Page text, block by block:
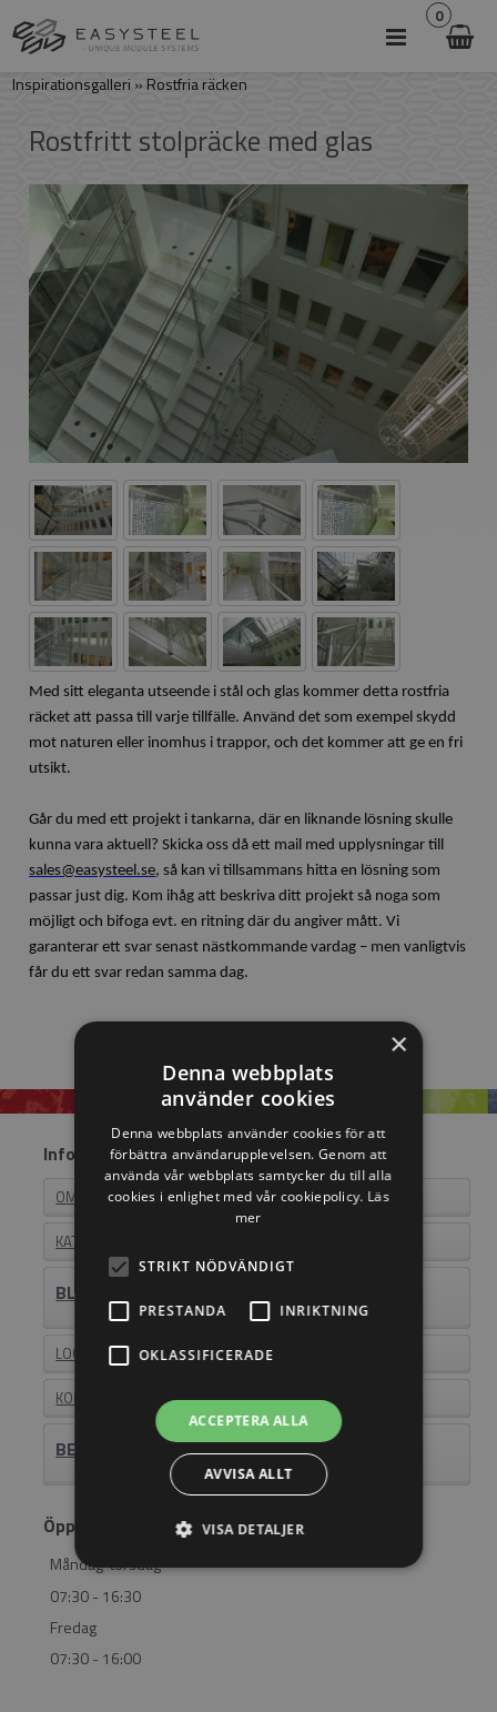
0
Inspirationsgalleri » Rostfria räcken
Rostfritt stolpräcke med glas
Med sitt eleganta utseende i stål och glas kommer detta rostfria
räcket att passa till varje tillfälle. Använd det som exempel skydd
mot naturen eller inomhus i trappor, och det kommer att ge en fri
utsikt.
Går du med ett projekt i tankarna, där en liknande lösning skulle
kunna vara aktuell? Skicka oss då ett mail med upplysningar till
sales@easysteel.se, så kan vi tillsammans hitta en lösning som
passar just dig. Kom ihåg att beskriva ditt projekt så noga som
möjligt och bifoga evt. en ritning där du angiver mått. Vi
garanterar ett svar senast nästkommande vardag – men vanligtvis
får du ett svar redan samma dag.
Information
OM EASYSTEEL
KATALOGER
BLI ÅTERFÖRSÄLJARE
LOGIN
KONTAKT
BEHÖVER DU HJÄLP? RING 011-18 23 23
Öppettider
Måndag-torsdag
07:30 - 16:30
Fredag
07:30 - 16:00
×
Denna webbplats
använder cookies
Denna webbplats använder cookies för att
förbättra användarupplevelsen. Genom att
använda vår webbplats samtycker du till alla
cookies i enlighet med vår cookiepolicy. Läs
mer
STRIKT NÖDVÄNDIGT
PRESTANDA INRIKTNING
OKLASSIFICERADE
ACCEPTERA ALLA
AVVISA ALLT
VISA DETALJER